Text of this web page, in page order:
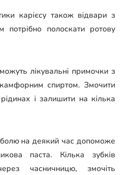
карієсу також відвари з
потрібно полоскати ротову
лікувальні примочки з
спиртом. Змочити
і залишити на кілька
на деякий час допоможе
паста. Кілька зубків
часничницю, змочіть